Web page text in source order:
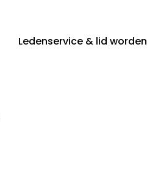
Ledenservice & lid worden